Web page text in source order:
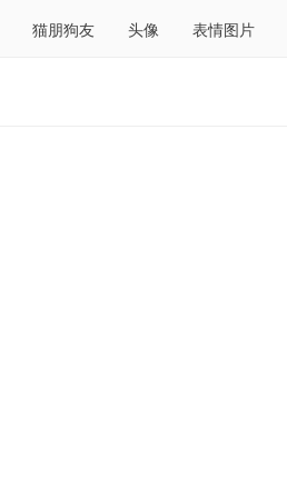
猫朋狗友 头像 表情图片